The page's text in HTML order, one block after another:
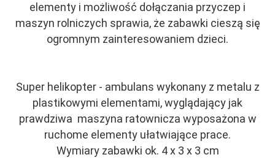
elementy i możliwość dołączania przyczep i
maszyn rolniczych sprawia, że zabawki cieszą się
ogromnym zainteresowaniem dzieci.
Super helikopter - ambulans wykonany z metalu z
plastikowymi elementami, wyglądający jak
prawdziwa maszyna ratownicza wyposażona w
ruchome elementy ułatwiające prace.
Wymiary zabawki ok. 4 x 3 x 3 cm